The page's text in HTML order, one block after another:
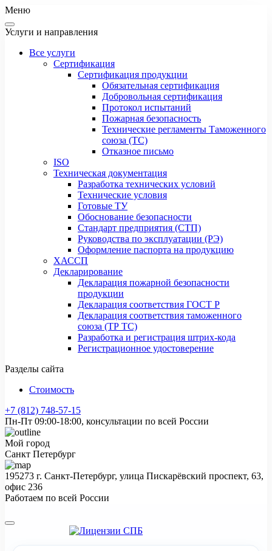
Меню
Услуги и направления
Все услуги
Сертификация
Сертификация продукции
Обязательная сертификация
Добровольная сертификация
Протокол испытаний
Пожарная безопасность
Технические регламенты Таможенного
союза (ТС)
Отказное письмо
ISO
Техническая документация
Разработка технических условий
Технические условия
Готовые ТУ
Обоснование безопасности
Стандарт предприятия (СТП)
Руководства по эксплуатации (РЭ)
Оформление паспорта на продукцию
ХАССП
Декларирование
Декларация пожарной безопасности
продукции
Декларация соответствия ГОСТ Р
Декларация соответствия таможенного
союза (ТР ТС)
Разработка и регистрация штрих-кода
Регистрационное удостоверение
Разделы сайта
Стоимость
+7 (812) 748-57-15
Пн-Пт 09:00-18:00, консультации по всей России
Мой город
Санкт Петербург
195273 г. Санкт-Петербург, улица Пискарёвский проспект, 63,
офис 236
Работаем по всей России